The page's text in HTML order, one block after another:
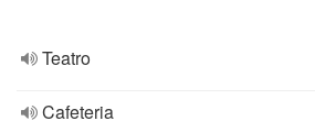
Teatro
Cafeteria